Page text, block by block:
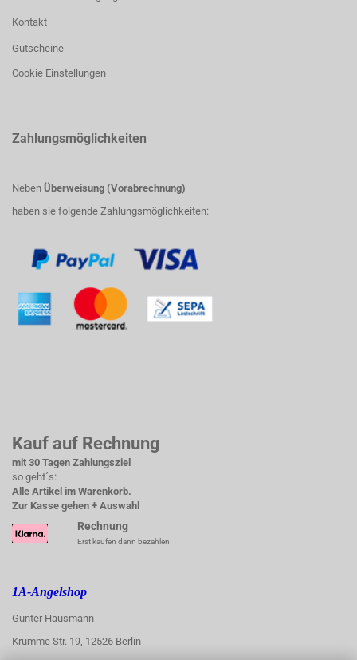
Kontakt
Gutscheine
Cookie Einstellungen
Zahlungsmöglichkeiten
Neben Überweisung (Vorabrechnung)
haben sie folgende Zahlungsmöglichkeiten:
Kauf auf Rechnung
mit 30 Tagen Zahlungsziel
so geht´s:
Alle Artikel im Warenkorb.
Zur Kasse gehen + Auswahl
Rechnung
Erst kaufen dann bezahlen
1A-Angelshop
Gunter Hausmann
Krumme Str. 19, 12526 Berlin